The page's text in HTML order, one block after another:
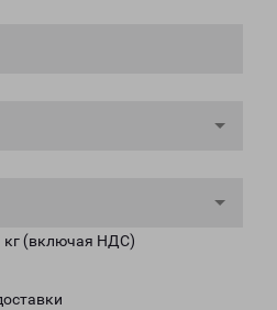
кг (включая НДС)